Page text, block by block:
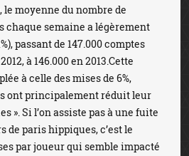
moyenne du nombre de
chaque semaine a légèrement
passant de 147.000 comptes
à 146.000 en 2013.Cette
à celle des mises de 6%,
ont principalement réduit leur
». Si l’on assiste pas à une fuite
de paris hippiques, c’est le
par joueur qui semble impacté